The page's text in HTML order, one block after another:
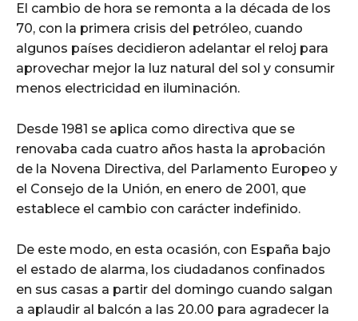
El cambio de hora se remonta a la década de los
70, con la primera crisis del petróleo, cuando
algunos países decidieron adelantar el reloj para
aprovechar mejor la luz natural del sol y consumir
menos electricidad en iluminación.
Desde 1981 se aplica como directiva que se
renovaba cada cuatro años hasta la aprobación
de la Novena Directiva, del Parlamento Europeo y
el Consejo de la Unión, en enero de 2001, que
establece el cambio con carácter indefinido.
De este modo, en esta ocasión, con España bajo
el estado de alarma, los ciudadanos confinados
en sus casas a partir del domingo cuando salgan
a aplaudir al balcón a las 20.00 para agradecer la